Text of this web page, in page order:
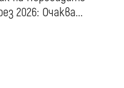
2026: Очаква...